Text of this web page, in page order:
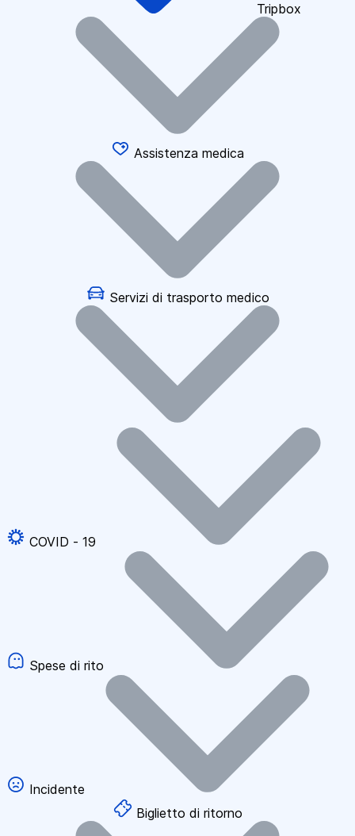
Tripbox
Assistenza medica
Servizi di trasporto medico
COVID - 19
Spese di rito
Incidente
Biglietto di ritorno